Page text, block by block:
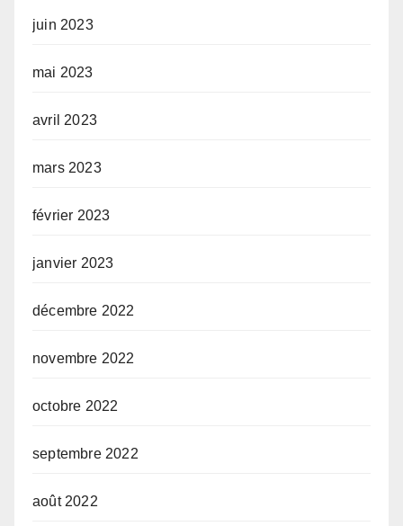
juin 2023
mai 2023
avril 2023
mars 2023
février 2023
janvier 2023
décembre 2022
novembre 2022
octobre 2022
septembre 2022
août 2022